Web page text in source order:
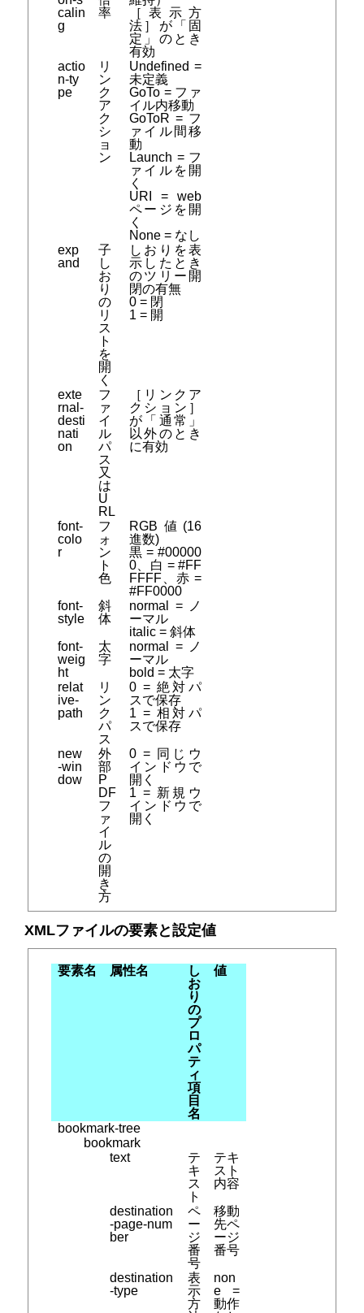
calin
g
率
［表示方
法］が「固
定」のとき
有効
actio
n-ty
pe
リ
ン
ク
ア
ク
シ
ョ
ン
Undefined =
未定義
GoTo = ファ
イル内移動
GoToR = フ
ァイル間移
動
Launch = フ
ァイルを開
く
URI = web
ページを開
く
None = なし
exp
and
子
し
お
り
の
リ
ス
ト
を
開
く
しおりを表
示したとき
のツリー開
閉の有無
0 = 閉
1 = 開
exte
rnal-
desti
nati
on
フ
ァ
イ
ル
パ
ス
又
は
U
RL
［リンクア
クション］
が「通常」
以外のとき
に有効
font-
colo
r
フ
ォ
ン
ト
色
RGB値(16
進数)
黒 = #00000
0、白 = #FF
FFFF、赤 =
#FF0000
font-
style
斜
体
normal = ノ
ーマル
italic = 斜体
font-
weig
ht
太
字
normal = ノ
ーマル
bold = 太字
relat
ive-
path
リ
ン
ク
パ
ス
0 = 絶対パ
スで保存
1 = 相対パ
スで保存
new
-win
dow
外
部
P
DF
フ
ァ
イ
ル
の
開
き
方
0 = 同じウ
インドウで
開く
1 = 新規ウ
インドウで
開く
XMLファイルの要素と設定値
要素名 属性名
し
お
り
の
プ
ロ
パ
テ
ィ
項
目
名
値
bookmark-tree
bookmark
text
テ
キ
ス
ト
テキ
スト
内容
destination
-page-num
ber
ペ
ー
ジ
番
号
移動
先ペ
ージ
番号
destination
-type
表
示
方
non
e =
動作